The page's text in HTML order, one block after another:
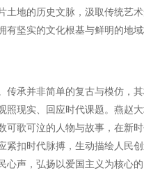
土地的历史文脉，汲取传统艺
有坚实的文化根基与鲜明的地
传承并非简单的复古与模仿，
照现实、回应时代课题。燕赵
可歌可泣的人物与故事，在新
紧扣时代脉搏，生动描绘人民
心声，弘扬以爱国主义为核心